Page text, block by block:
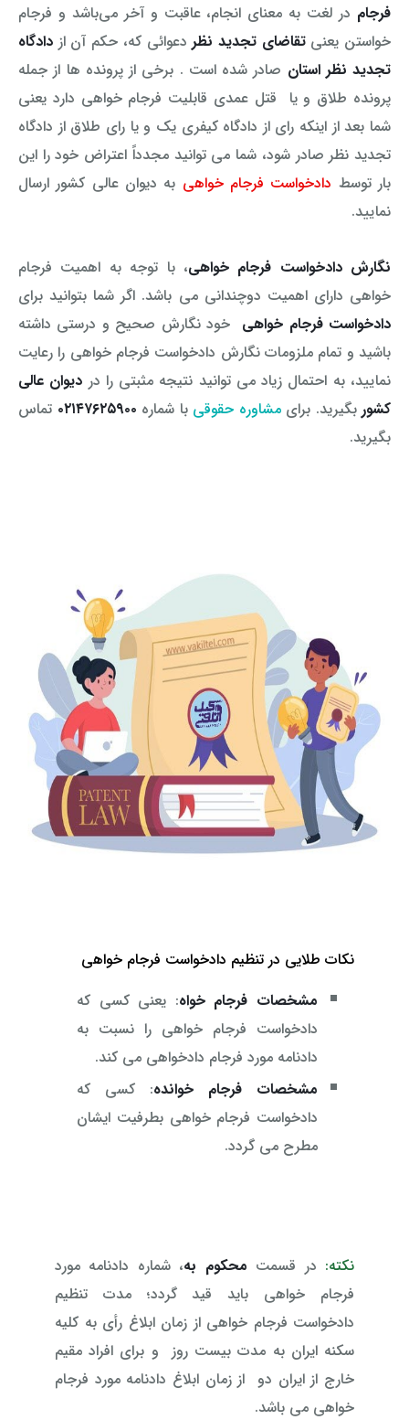
فرجام در لغت به معنای انجام، عاقبت و آخر می‌‌باشد و فرجام
خواستن یعنیتقاضای تجدید نظردعوائی که، حکم آن از دادگاه
تجدید نظر استان صادر شده است . برخی از پرونده ها از جمله
پرونده طلاق و یا قتل عمدی قابلیت فرجام خواهی دارد یعنی
شما بعد از اینکه رای از دادگاه کیفری یک و یا رای طلاق از دادگاه
تجدید نظر صادر شود، شما می توانید مجدداً اعتراض خود را این
بار توسط دادخواست فرجام خواهی به دیوان عالی کشور ارسال
نمایید.
نگارش دادخواست فرجام خواهی، با توجه به اهمیت فرجام
خواهی دارای اهمیت دوچندانی می باشد. اگر شما بتوانید برای
دادخواست فرجام خواهی خود نگارش صحیح و درستی داشته
باشید و تمام ملزومات نگارش دادخواست فرجام خواهی را رعایت
نمایید، به احتمال زیاد می توانید نتیجه مثبتی را در دیوان عالی
کشور بگیرید. برایمشاوره حقوقی با شماره ۰۲۱۴۷۶۲۵۹۰۰ تماس
بگیرید.
نکات طلایی در تنظیم دادخواست فرجام خواهی
مشخصات فرجام خواه: یعنی کسی که
دادخواست فرجام خواهی را نسبت به
دادنامه مورد فرجام دادخواهی می کند.
مشخصات فرجام خوانده: کسی که
دادخواست فرجام خواهی بطرفیت ایشان
مطرح می گردد.
نکته: در قسمت محکوم به، شماره دادنامه مورد
فرجام خواهی باید قید گردد؛ مدت تنظیم
دادخواست فرجام خواهی از زمان ابلاغ رأی به کلیه
سکنه ایران به مدت بیست روز و برای افراد مقیم
خارج از ایران دو از زمان ابلاغ دادنامه مورد فرجام
خواهی می باشد.